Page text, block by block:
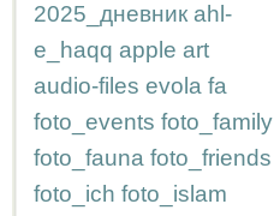
2025_дневник ahl-
e_haqq apple art
audio-files evola fa
foto_events foto_family
foto_fauna foto_friends
foto_ich foto_islam